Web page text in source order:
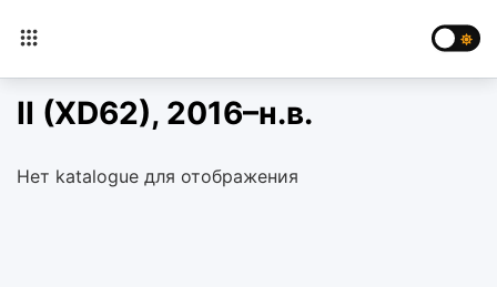
II (XD62), 2016–н.в.
Нет katalogue для отображения